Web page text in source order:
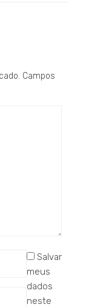
Campos
Salvar
meus
dados
neste